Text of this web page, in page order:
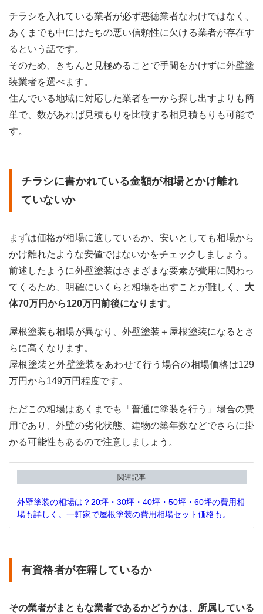
チラシを入れている業者が必ず悪徳業者なわけではなく、
あくまでも中にはたちの悪い信頼性に欠ける業者が存在す
るという話です。
そのため、きちんと見極めることで手間をかけずに外壁塗
装業者を選べます。
住んでいる地域に対応した業者を一から探し出すよりも簡
単で、数があれば見積もりを比較する相見積もりも可能で
す。
チラシに書かれている金額が相場とかけ離れ
ていないか
まずは価格が相場に適しているか、安いとしても相場から
かけ離れたような安値ではないかをチェックしましょう。
前述したように外壁塗装はさまざまな要素が費用に関わっ
てくるため、明確にいくらと相場を出すことが難しく、 大
体70万円から120万円前後になります。
屋根塗装も相場が異なり、外壁塗装＋屋根塗装になるとさ
らに高くなります。
屋根塗装と外壁塗装をあわせて行う場合の相場価格は129
万円から149万円程度です。
ただこの相場はあくまでも「普通に塗装を行う」場合の費
用であり、外壁の劣化状態、建物の築年数などでさらに掛
かる可能性もあるので注意しましょう。
関連記事
外壁塗装の相場は？20坪・30坪・40坪・50坪・60坪の費用相
場も詳しく。一軒家で屋根塗装の費用相場セット価格も。
有資格者が在籍しているか
その業者がまともな業者であるかどうかは、所属している